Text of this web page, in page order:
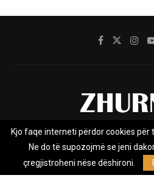
Rreth nesh Impresumi
Privacy
Zhurnal.mk është Agjenci e Lajmeve
Kjo faqe interneti përdor cookies për
Ne do të supozojmë se jeni
çregjistroheni nëse dëshironi.